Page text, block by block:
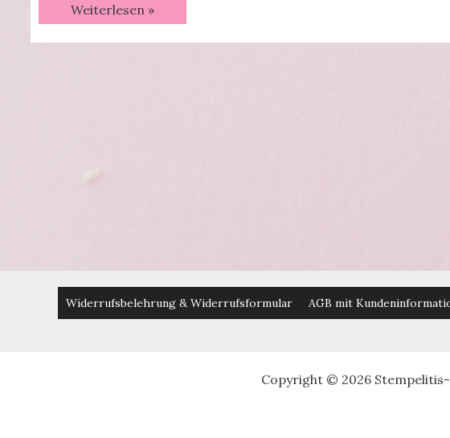
Ewiger
Kalender
Botanische
Weiterlesen »
Widerrufsbelehrung & Widerrufsformular AGB mit
Copyright © 2026